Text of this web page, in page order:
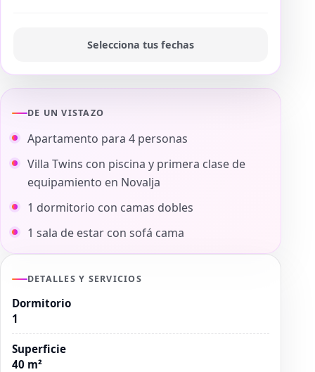
DE UN VISTAZO
Apartamento para 4 personas
Villa Twins con piscina y primera clase de
equipamiento en Novalja
1 dormitorio con camas dobles
1 sala de estar con sofá cama
DETALLES Y SERVICIOS
Dormitorio
1
Superficie
40 m²
Selecciona tus fechas